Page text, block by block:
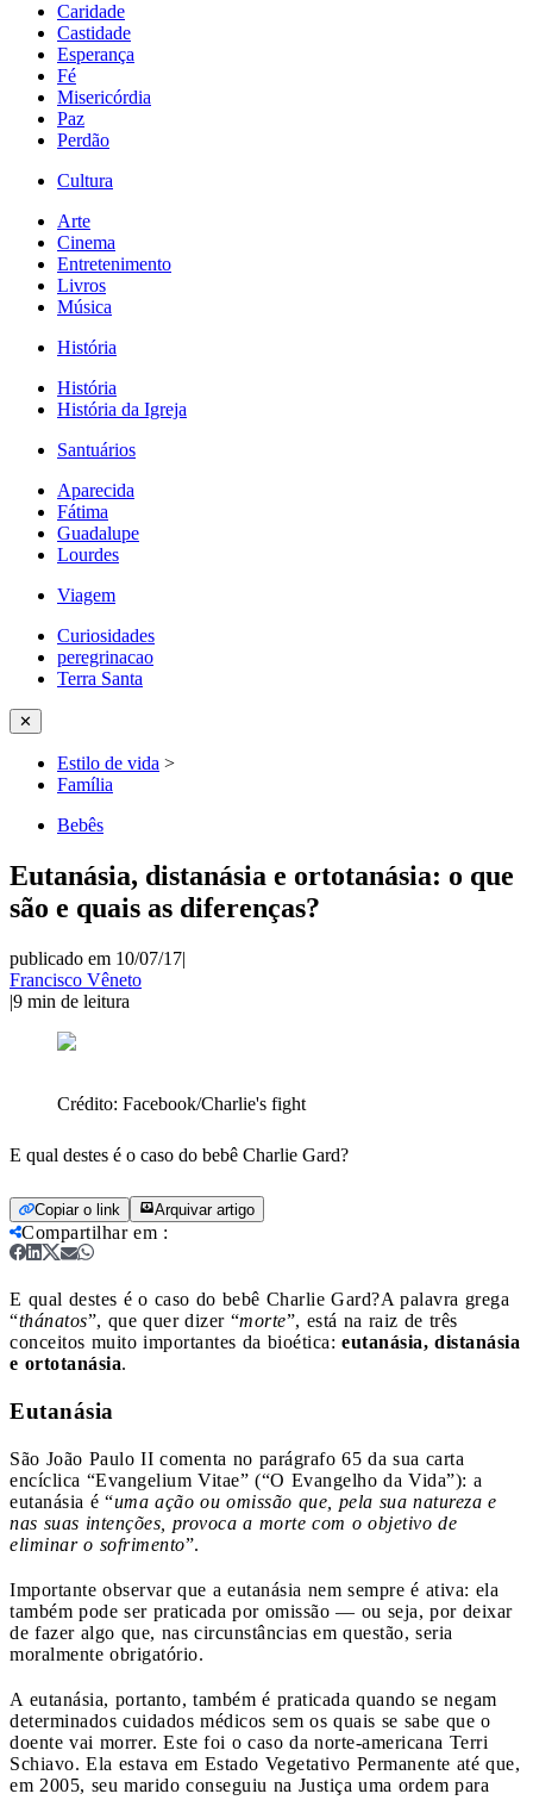
Caridade
Castidade
Esperança
Fé
Misericórdia
Paz
Perdão
Cultura
Arte
Cinema
Entretenimento
Livros
Música
História
História
História da Igreja
Santuários
Aparecida
Fátima
Guadalupe
Lourdes
Viagem
Curiosidades
peregrinacao
Terra Santa
✕
Estilo de vida >
Família
Bebês
Eutanásia, distanásia e ortotanásia: o que
são e quais as diferenças?
publicado em 10/07/17|
Francisco Vêneto
|9 min de leitura
Crédito: Facebook/Charlie's fight
E qual destes é o caso do bebê Charlie Gard?
Copiar o link Arquivar artigo
Compartilhar em :
E qual destes é o caso do bebê Charlie Gard?A palavra grega
“thánatos”, que quer dizer “morte”, está na raiz de três
conceitos muito importantes da bioética: eutanásia, distanásia
e ortotanásia.
Eutanásia
São João Paulo II comenta no parágrafo 65 da sua carta
encíclica “Evangelium Vitae” (“O Evangelho da Vida”): a
eutanásia é “uma ação ou omissão que, pela sua natureza e
nas suas intenções, provoca a morte com o objetivo de
eliminar o sofrimento”.
Importante observar que a eutanásia nem sempre é ativa: ela
também pode ser praticada por omissão — ou seja, por deixar
de fazer algo que, nas circunstâncias em questão, seria
moralmente obrigatório.
A eutanásia, portanto, também é praticada quando se negam
determinados cuidados médicos sem os quais se sabe que o
doente vai morrer. Este foi o caso da norte-americana Terri
Schiavo. Ela estava em Estado Vegetativo Permanente até que,
em 2005, seu marido conseguiu na Justiça uma ordem para